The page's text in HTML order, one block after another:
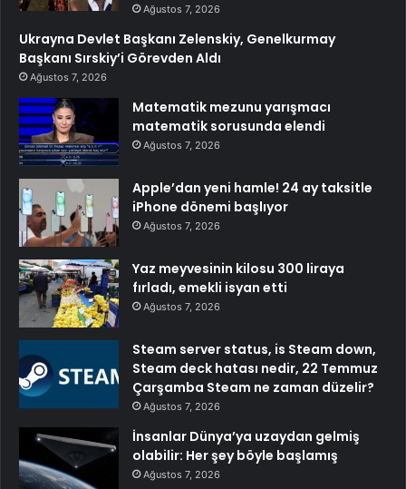
Ağustos 7, 2026
Ukrayna Devlet Başkanı Zelenskiy, Genelkurmay
Başkanı Sırskiy’i Görevden Aldı
Ağustos 7, 2026
Matematik mezunu yarışmacı
matematik sorusunda elendi
Ağustos 7, 2026
Apple’dan yeni hamle! 24 ay taksitle
iPhone dönemi başlıyor
Ağustos 7, 2026
Yaz meyvesinin kilosu 300 liraya
fırladı, emekli isyan etti
Ağustos 7, 2026
Steam server status, is Steam down,
Steam deck hatası nedir, 22 Temmuz
Çarşamba Steam ne zaman düzelir?
Ağustos 7, 2026
İnsanlar Dünya’ya uzaydan gelmiş
olabilir: Her şey böyle başlamış
Ağustos 7, 2026